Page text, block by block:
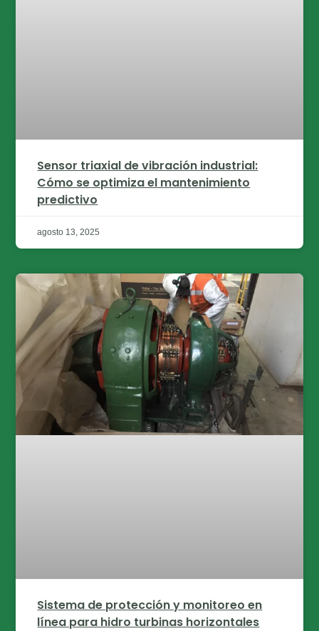
Sensor triaxial de vibración industrial:
Cómo se optimiza el mantenimiento
predictivo
agosto 13, 2025
Sistema de protección y monitoreo en
línea para hidro turbinas horizontales